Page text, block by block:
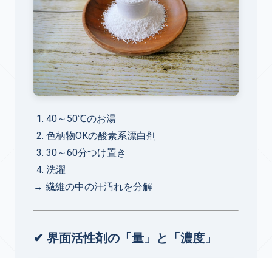
40～50℃のお湯
色柄物OKの酸素系漂白剤
30～60分つけ置き
洗濯
→ 繊維の中の汗汚れを分解
✔ 界面活性剤の「量」と「濃度」